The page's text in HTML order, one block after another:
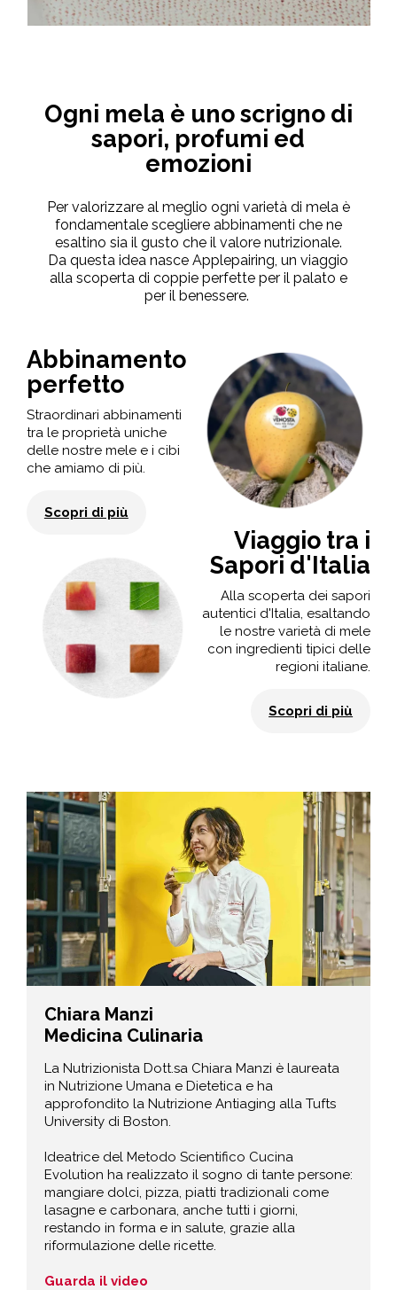
Ogni mela è uno scrigno di
sapori, profumi ed
emozioni
Per valorizzare al meglio ogni varietà di mela è
fondamentale scegliere abbinamenti che ne
esaltino sia il gusto che il valore nutrizionale.
Da questa idea nasce Applepairing, un viaggio
alla scoperta di coppie perfette per il palato e
per il benessere.
Abbinamento
perfetto
Straordinari abbinamenti
tra le proprietà uniche
delle nostre mele e i cibi
che amiamo di più.
Scopri di più
Viaggio tra i
Sapori d'Italia
Alla scoperta dei sapori
autentici d'Italia, esaltando
le nostre varietà di mele
con ingredienti tipici delle
regioni italiane.
Scopri di più
Chiara Manzi
Medicina Culinaria
La Nutrizionista Dott.sa Chiara Manzi è laureata
in Nutrizione Umana e Dietetica e ha
approfondito la Nutrizione Antiaging alla Tufts
University di Boston.
Ideatrice del Metodo Scientifico Cucina
Evolution ha realizzato il sogno di tante persone:
mangiare dolci, pizza, piatti tradizionali come
lasagne e carbonara, anche tutti i giorni,
restando in forma e in salute, grazie alla
riformulazione delle ricette.
Guarda il video